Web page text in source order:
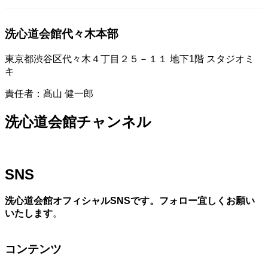
洗心道会館代々木本部
東京都渋谷区代々木４丁目２５－１１ 地下1階 スタジオミ
キ
責任者：髙山 健一郎
洗心道会館チャンネル
SNS
洗心道会館オフィシャルSNSです。フォロー宜しくお願い
いたします。
コンテンツ